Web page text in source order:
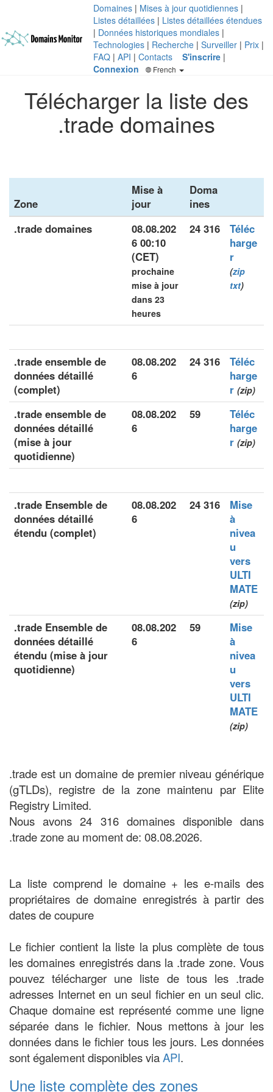
Domaines | Mises à jour quotidiennes |
Listes détaillées | Listes détaillées étendues
| Données historiques mondiales |
Technologies | Recherche | Surveiller | Prix |
FAQ | API | Contacts S'inscrire |
Connexion
French
Télécharger la liste des
.trade domaines
Zone
Mise à
jour
Doma
ines
.trade domaines
08.08.202
6 00:10
(CET)
prochaine
mise à jour
dans 23
heures
24 316
Téléc
harge
r
(zip
txt)
.trade ensemble de
données détaillé
(complet)
08.08.202
6
24 316
Téléc
harge
r (zip)
.trade ensemble de
données détaillé
(mise à jour
quotidienne)
08.08.202
6
59
Téléc
harge
r (zip)
.trade Ensemble de
données détaillé
étendu (complet)
08.08.202
6
24 316
Mise
à
nivea
u
vers
ULTI
MATE
(zip)
.trade Ensemble de
données détaillé
étendu (mise à jour
quotidienne)
08.08.202
6
59
Mise
à
nivea
u
vers
ULTI
MATE
(zip)
.trade est un domaine de premier niveau générique
(gTLDs), registre de la zone maintenu par Elite
Registry Limited.
Nous avons 24 316 domaines disponible dans
.trade zone au moment de: 08.08.2026.
La liste comprend le domaine + les e-mails des
propriétaires de domaine enregistrés à partir des
dates de coupure
Le fichier contient la liste la plus complète de tous
les domaines enregistrés dans la .trade zone. Vous
pouvez télécharger une liste de tous les .trade
adresses Internet en un seul fichier en un seul clic.
Chaque domaine est représenté comme une ligne
séparée dans le fichier. Nous mettons à jour les
données dans le fichier tous les jours. Les données
sont également disponibles viaAPI.
Une liste complète des zones